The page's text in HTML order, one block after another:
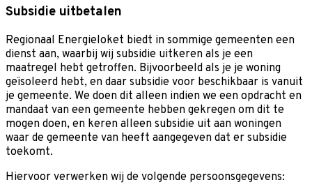
Subsidie uitbetalen
Regionaal Energieloket biedt in sommige gemeenten een
dienst aan, waarbij wij subsidie uitkeren als je een
maatregel hebt getroffen. Bijvoorbeeld als je je woning
geïsoleerd hebt, en daar subsidie voor beschikbaar is vanuit
je gemeente. We doen dit alleen indien we een opdracht en
mandaat van een gemeente hebben gekregen om dit te
mogen doen, en keren alleen subsidie uit aan woningen
waar de gemeente van heeft aangegeven dat er subsidie
toekomt.
Hiervoor verwerken wij de volgende persoonsgegevens: